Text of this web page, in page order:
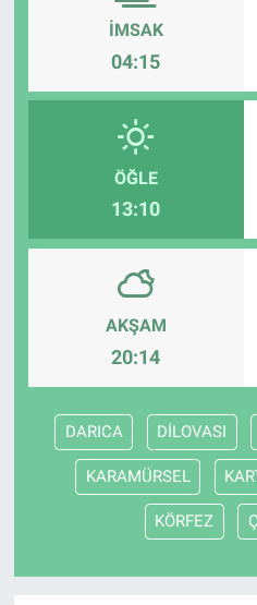
İMSAK
04:15
ÖĞLE
13:10
AKŞAM
20:14
DARICA DİLOVASI
KARAMÜRSEL
KÖRFEZ